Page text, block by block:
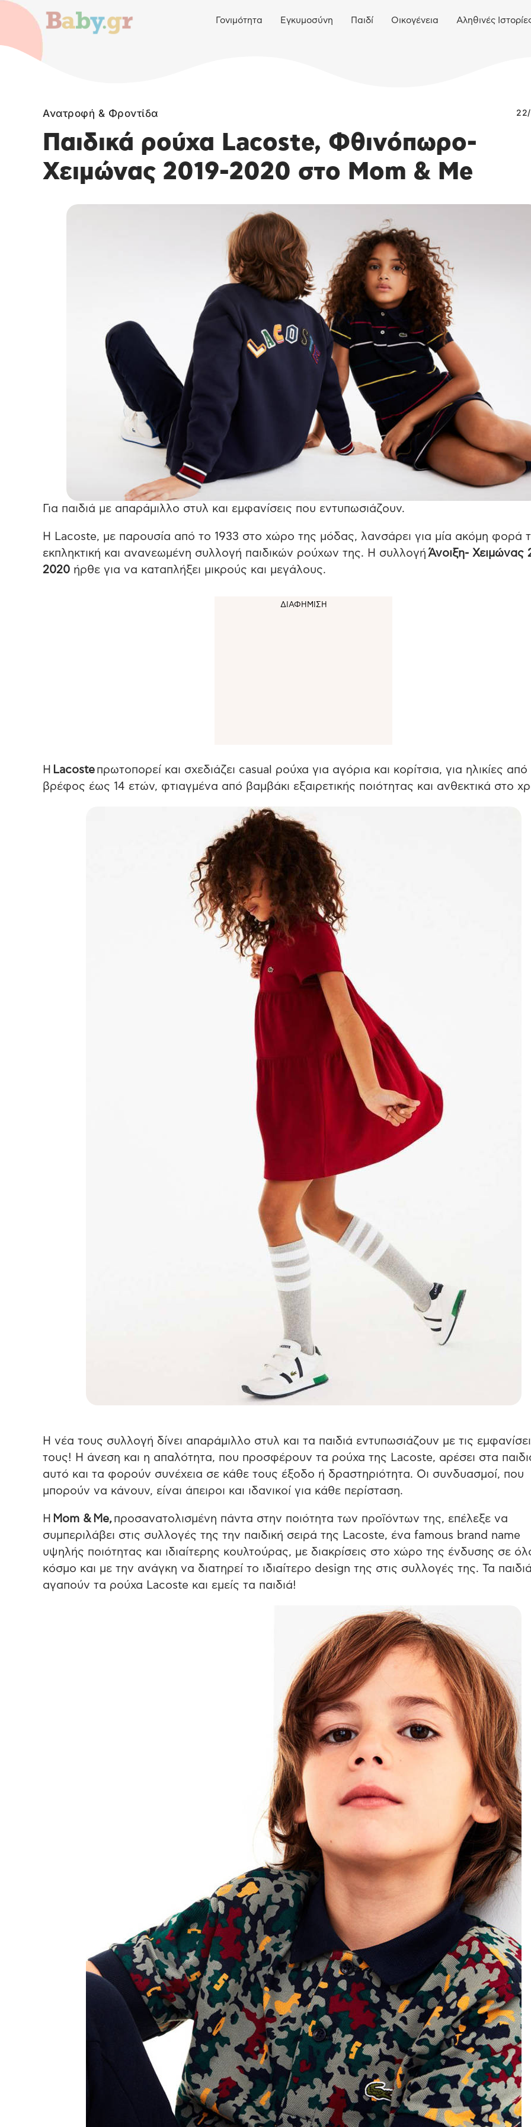
Γονιμότητα Εγκυμοσύνη Παιδί Οικογένεια Αληθινές
Ανατροφή & Φροντίδα
Παιδικά ρούχα Lacoste, Φθινόπωρο-
Χειμώνας 2019-2020 στο Mom & Me
Για παιδιά με απαράμιλλο στυλ και εμφανίσεις που εντυπωσιάζουν.
H Lacoste, με παρουσία από το 1933 στο χώρο της μόδας, λανσάρει για μία ακόμη φορά
εκπληκτική και ανανεωμένη συλλογή παιδικών ρούχων της. Η συλλογή Άνοιξη- Χειμώνας
2020 ήρθε για να καταπλήξει μικρούς και μεγάλους.
Η Lacoste πρωτοπορεί και σχεδιάζει casual ρούχα για αγόρια και κορίτσια, για ηλικίες από
βρέφος έως 14 ετών, φτιαγμένα από βαμβάκι εξαιρετικής ποιότητας και ανθεκτικά στο
Η νέα τους συλλογή δίνει απαράμιλλο στυλ και τα παιδιά εντυπωσιάζουν με τις
τους! Η άνεση και η απαλότητα, που προσφέρουν τα ρούχα της Lacoste, αρέσει στα
αυτό και τα φορούν συνέχεια σε κάθε τους έξοδο ή δραστηριότητα. Οι συνδυασμοί, που
μπορούν να κάνουν, είναι άπειροι και ιδανικοί για κάθε περίσταση.
Η Mom & Μe, προσανατολισμένη πάντα στην ποιότητα των προϊόντων της, επέλεξε να
συμπεριλάβει στις συλλογές της την παιδική σειρά της Lacoste, ένα famous brand name
υψηλής ποιότητας και ιδιαίτερης κουλτούρας, με διακρίσεις στο χώρο της ένδυσης σε
κόσμο και με την ανάγκη να διατηρεί το ιδιαίτερο design της στις συλλογές της. Τα παιδιά
αγαπούν τα ρούχα Lacoste και εμείς τα παιδιά!